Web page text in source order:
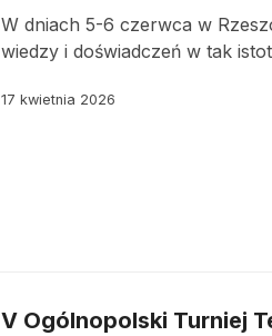
W dniach 5-6 czerwca w
wiedzy i doświadczeń w tak
17 kwietnia 2026
V Ogólnopolski Turniej